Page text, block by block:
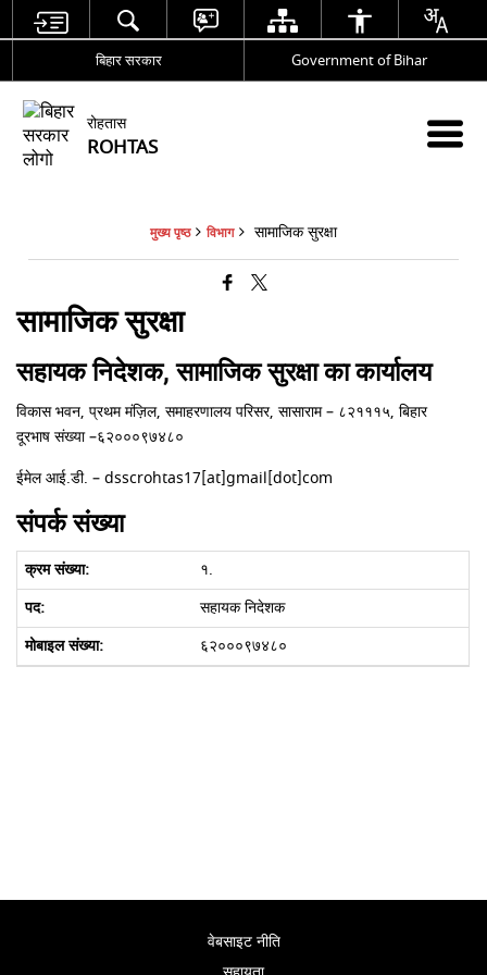
बिहार सरकार Government of Bihar
रोहतास
ROHTAS
मुख्य पृष्ठ विभाग सामाजिक सुरक्षा
सामाजिक सुरक्षा
सहायक निदेशक, सामाजिक सुरक्षा का कार्यालय
विकास भवन, प्रथम मंज़िल, समाहरणालय परिसर, सासाराम – ८२१११५, बिहार
दूरभाष संख्या –६२०००९७४८०
ईमेल आई.डी. – dsscrohtas17[at]gmail[dot]com
संपर्क संख्या
१.
सहायक निदेशक
६२०००९७४८०
वेबसाइट नीति